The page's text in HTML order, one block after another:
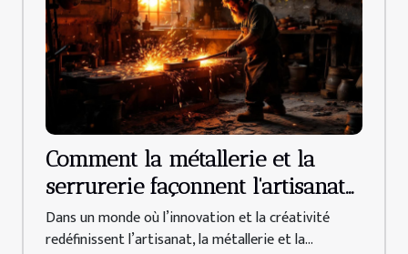
Comment la métallerie et la
serrurerie façonnent l'artisanat
moderne ?
Dans un monde où l’innovation et la créativité
redéfinissent l’artisanat, la métallerie et la...